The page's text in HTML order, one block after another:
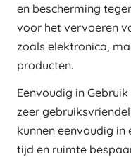
en bescherming
voor het vervoeren
zoals elektronica,
producten.
Eenvoudig in
zeer
kunnen eenvoudig
tijd en ruimte